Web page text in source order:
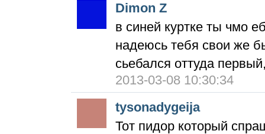
Dimon Z
в синей куртке ты чмо
надеюсь тебя свои же
сьебался оттуда
2013-03-08 10:30:34
tysonadygeija
Тот пидор который